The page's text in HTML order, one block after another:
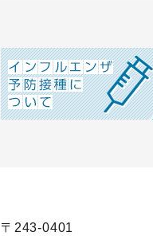
〒243-0401